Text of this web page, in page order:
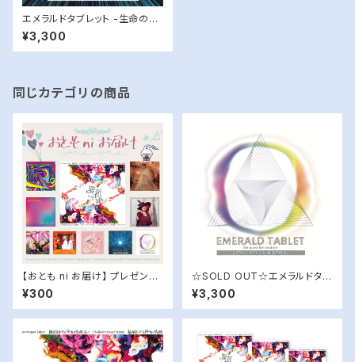
エメラルドタブレット -生命の
花-
¥3,300
同じカテゴリの商品
【おとも ni お届け】 プレゼント
用 CD
¥300
☆SOLD OUT☆エメラルドタブ
レット -創造の探求-
¥3,300